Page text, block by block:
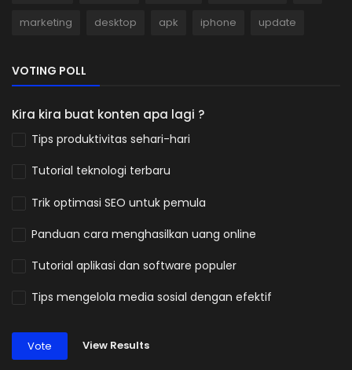
marketing desktop apk iphone update
VOTING POLL
Kira kira buat konten apa lagi ?
Tips produktivitas sehari-hari
Tutorial teknologi terbaru
Trik optimasi SEO untuk pemula
Panduan cara menghasilkan uang online
Tutorial aplikasi dan software populer
Tips mengelola media sosial dengan efektif
Vote View Results